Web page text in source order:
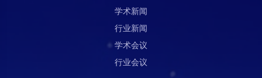
学术新闻
行业新闻
学术会议
行业会议